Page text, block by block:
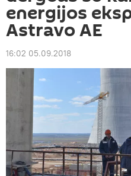
energijos
Astravo AE
16:02 05.09.2018